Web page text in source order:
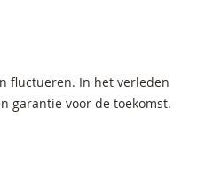
fluctueren. In het verleden
garantie voor de toekomst.